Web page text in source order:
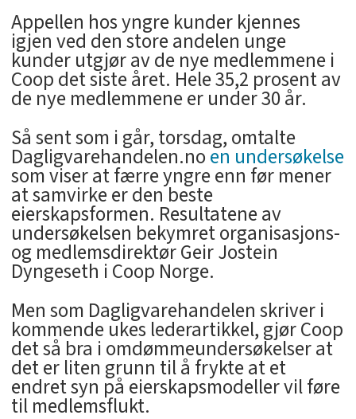
Appellen hos yngre kunder kjennes
igjen ved den store andelen unge
kunder utgjør av de nye medlemmene i
Coop det siste året. Hele 35,2 prosent av
de nye medlemmene er under 30 år.
Så sent som i går, torsdag, omtalte
Dagligvarehandelen.noen undersøkelse
som viser at færre yngre enn før mener
at samvirke er den beste
eierskapsformen. Resultatene av
undersøkelsen bekymret organisasjons-
og medlemsdirektør Geir Jostein
Dyngeseth i Coop Norge.
Men som Dagligvarehandelen skriver i
kommende ukes lederartikkel, gjør Coop
det så bra i omdømmeundersøkelser at
det er liten grunn til å frykte at et
endret syn på eierskapsmodeller vil føre
til medlemsflukt.